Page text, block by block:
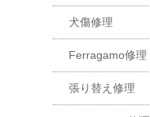
犬傷修理
Ferragamo修理
張り替え修理